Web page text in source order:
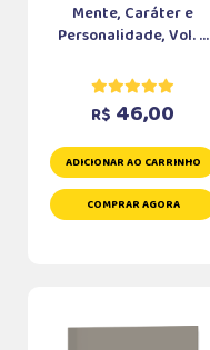
Mente, Caráter e
Personalidade, Vol. ...
R$ 46,00
ADICIONAR AO CARRINHO
COMPRAR AGORA